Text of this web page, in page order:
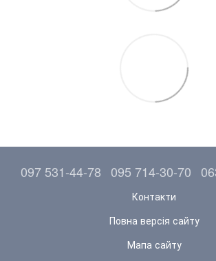
097 531-44-78 095 714-30-70
Контакти
Повна версія сайту
Мапа сайту